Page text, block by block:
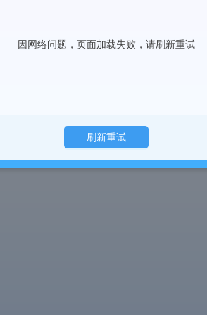
因网络问题，页面加载失败，请刷新重试
刷新重试